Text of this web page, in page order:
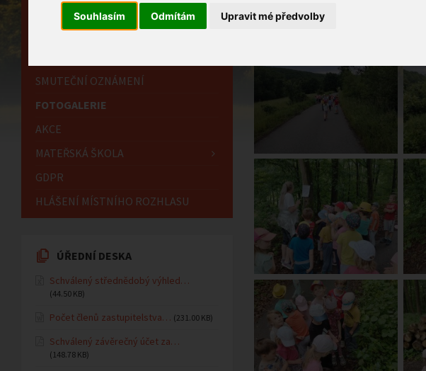
Souhlasím Odmítám Upravit mé předvolby
HISTORIE
INFORMAČNÍ CENTRUM
SMUTEČNÍ OZNÁMENÍ
FOTOGALERIE
AKCE
MATEŘSKÁ ŠKOLA
GDPR
HLÁŠENÍ MÍSTNÍHO ROZHLASU
ÚŘEDNÍ DESKA
Schválený střednědobý výhled…
(44.50 KB)
Počet členů zastupitelstva… (231.00 KB)
Schválený závěrečný účet za…
(148.78 KB)